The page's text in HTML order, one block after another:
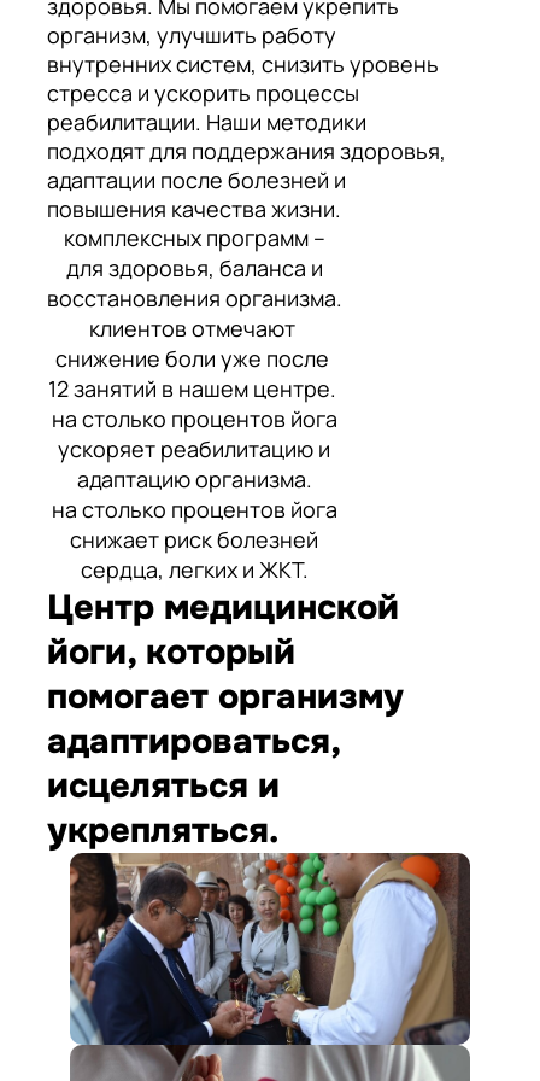
здоровья. Мы помогаем укрепить
организм, улучшить работу
внутренних систем, снизить уровень
стресса и ускорить процессы
реабилитации. Наши методики
подходят для поддержания здоровья,
адаптации после болезней и
повышения качества жизни.
комплексных программ –
для здоровья, баланса и
восстановления организма.
клиентов отмечают
снижение боли уже после
12 занятий в нашем центре.
на столько процентов йога
ускоряет реабилитацию и
адаптацию организма.
на столько процентов йога
снижает риск болезней
сердца, легких и ЖКТ.
Центр медицинской
йоги, который
помогает организму
адаптироваться,
исцеляться и
укрепляться.